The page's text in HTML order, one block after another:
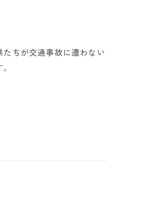
ちが交通事故に遭わない